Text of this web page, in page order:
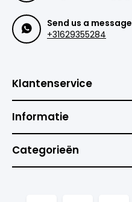
Send us a message
+31629355284
Klantenservice
Informatie
Categorieën